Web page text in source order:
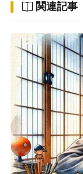
関連記事